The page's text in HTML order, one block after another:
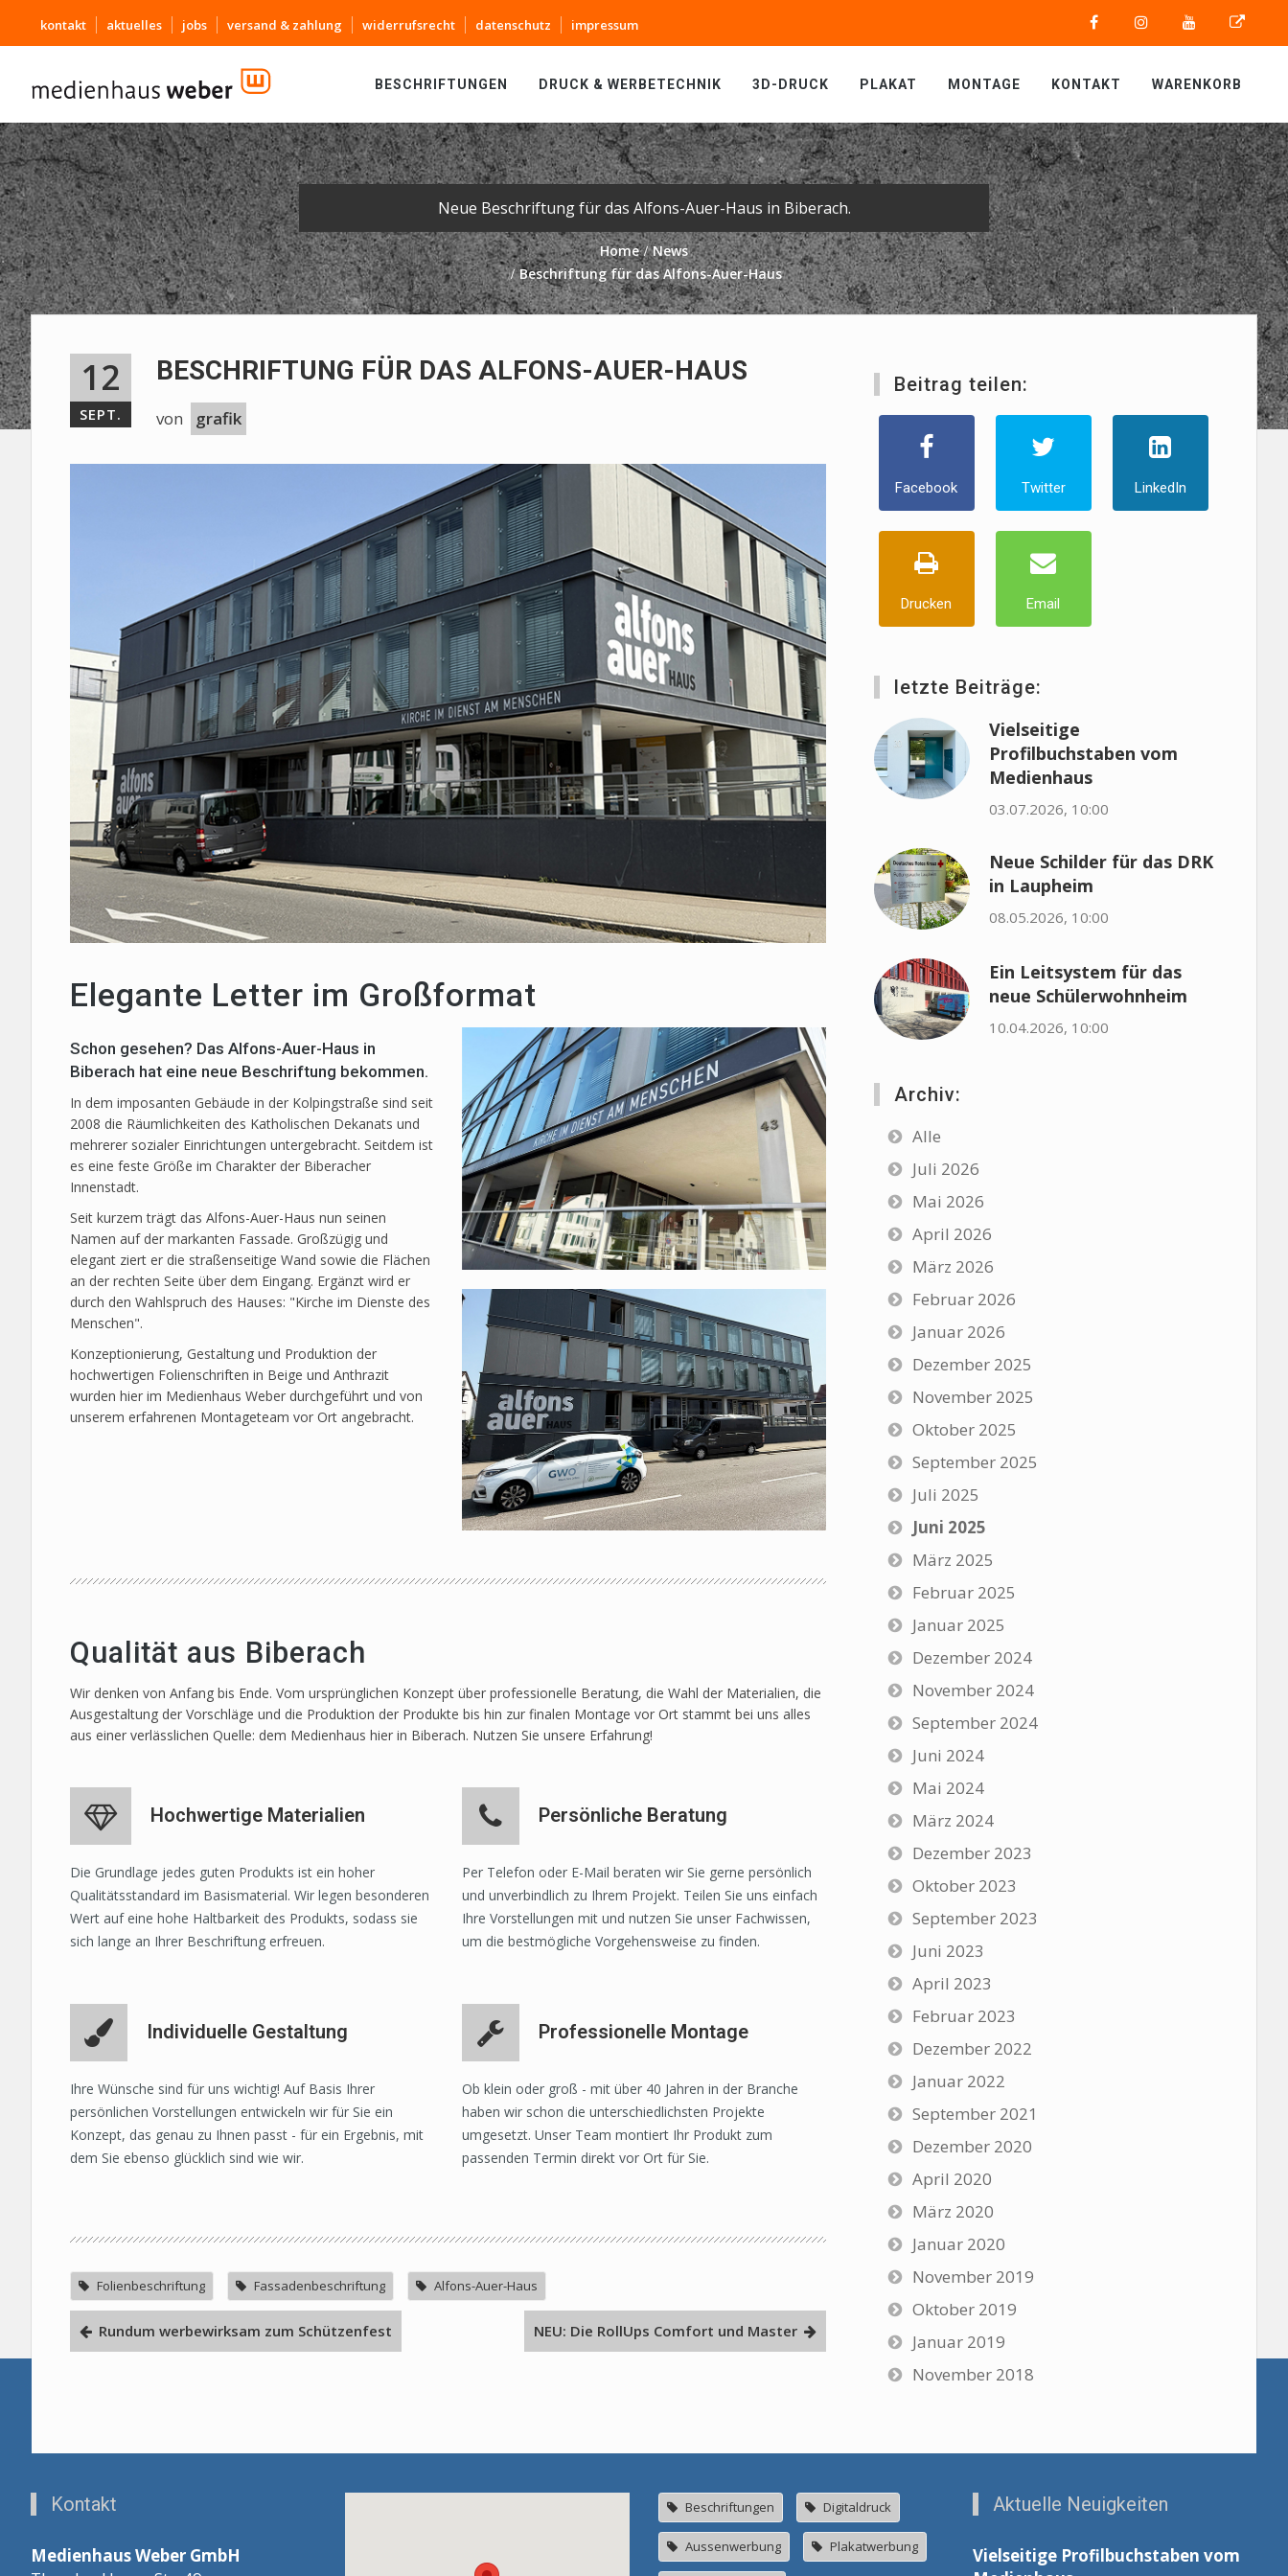
kontakt aktuelles jobs versand & zahlung widerrufsrecht datenschutz impressum
BESCHRIFTUNGEN DRUCK & WERBETECHNIK 3D-DRUCK PLAKAT MONTAGE KONTAKT WARENKORB
Neue Beschriftung für das Alfons-Auer-Haus in Biberach.
Home
News
Beschriftung für das Alfons-Auer-Haus
12
SEPT.
BESCHRIFTUNG FÜR DAS ALFONS-AUER-HAUS
von grafik
Elegante Letter im Großformat
Schon gesehen? Das Alfons-Auer-Haus in
Biberach hat eine neue Beschriftung bekommen.
In dem imposanten Gebäude in der Kolpingstraße sind seit
2008 die Räumlichkeiten des Katholischen Dekanats und
mehrerer sozialer Einrichtungen untergebracht. Seitdem ist
es eine feste Größe im Charakter der Biberacher
Innenstadt.
Seit kurzem trägt das Alfons-Auer-Haus nun seinen
Namen auf der markanten Fassade. Großzügig und
elegant ziert er die straßenseitige Wand sowie die Flächen
an der rechten Seite über dem Eingang. Ergänzt wird er
durch den Wahlspruch des Hauses: "Kirche im Dienste des
Menschen".
Konzeptionierung, Gestaltung und Produktion der
hochwertigen Folienschriften in Beige und Anthrazit
wurden hier im Medienhaus Weber durchgeführt und von
unserem erfahrenen Montageteam vor Ort angebracht.
Qualität aus Biberach
Wir denken von Anfang bis Ende. Vom ursprünglichen Konzept über professionelle Beratung, die Wahl der Materialien, die
Ausgestaltung der Vorschläge und die Produktion der Produkte bis hin zur finalen Montage vor Ort stammt bei uns alles
aus einer verlässlichen Quelle: dem Medienhaus hier in Biberach. Nutzen Sie unsere Erfahrung!
Hochwertige Materialien
Die Grundlage jedes guten Produkts ist ein hoher
Qualitätsstandard im Basismaterial. Wir legen besonderen
Wert auf eine hohe Haltbarkeit des Produkts, sodass sie
sich lange an Ihrer Beschriftung erfreuen.
Persönliche Beratung
Per Telefon oder E-Mail beraten wir Sie gerne persönlich
und unverbindlich zu Ihrem Projekt. Teilen Sie uns einfach
Ihre Vorstellungen mit und nutzen Sie unser Fachwissen,
um die bestmögliche Vorgehensweise zu finden.
Individuelle Gestaltung
Ihre Wünsche sind für uns wichtig! Auf Basis Ihrer
persönlichen Vorstellungen entwickeln wir für Sie ein
Konzept, das genau zu Ihnen passt - für ein Ergebnis, mit
dem Sie ebenso glücklich sind wie wir.
Professionelle Montage
Ob klein oder groß - mit über 40 Jahren in der Branche
haben wir schon die unterschiedlichsten Projekte
umgesetzt. Unser Team montiert Ihr Produkt zum
passenden Termin direkt vor Ort für Sie.
Folienbeschriftung Fassadenbeschriftung Alfons-Auer-Haus
Rundum werbewirksam zum Schützenfest NEU: Die RollUps Comfort und Master
Beitrag teilen:
Facebook Twitter LinkedIn
Drucken Email
letzte Beiträge:
Vielseitige
Profilbuchstaben vom
Medienhaus
03.07.2026, 10:00
Neue Schilder für das DRK
in Laupheim
08.05.2026, 10:00
Ein Leitsystem für das
neue Schülerwohnheim
10.04.2026, 10:00
Archiv:
Alle
Juli 2026
Mai 2026
April 2026
März 2026
Februar 2026
Januar 2026
Dezember 2025
November 2025
Oktober 2025
September 2025
Juli 2025
Juni 2025
März 2025
Februar 2025
Januar 2025
Dezember 2024
November 2024
September 2024
Juni 2024
Mai 2024
März 2024
Dezember 2023
Oktober 2023
September 2023
Juni 2023
April 2023
Februar 2023
Dezember 2022
Januar 2022
September 2021
Dezember 2020
April 2020
März 2020
Januar 2020
November 2019
Oktober 2019
Januar 2019
November 2018
Kontakt
Medienhaus Weber GmbH
Beschriftungen Digitaldruck
Aussenwerbung Plakatwerbung
Aktuelle Neuigkeiten
Vielseitige Profilbuchstaben vom